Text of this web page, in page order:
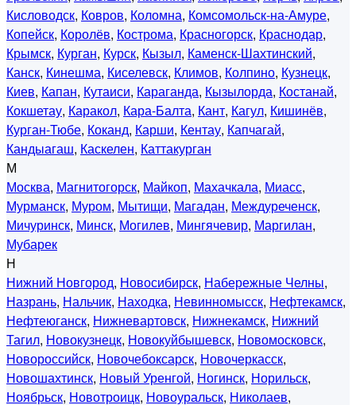
Кисловодск, Ковров, Коломна, Комсомольск-на-Амуре,
Копейск, Королёв, Кострома, Красногорск, Краснодар,
Крымск, Курган, Курск, Кызыл, Каменск-Шахтинский,
Канск, Кинешма, Киселевск, Климов, Колпино, Кузнецк,
Киев, Капан, Кутаиси, Караганда, Кызылорда, Костанай,
Кокшетау, Каракол, Кара-Балта, Кант, Кагул, Кишинёв,
Курган-Тюбе, Коканд, Карши, Кентау, Капчагай,
Кандыагаш, Каскелен, Каттакурган
М
Москва, Магнитогорск, Майкоп, Махачкала, Миасс,
Мурманск, Муром, Мытищи, Магадан, Междуреченск,
Мичуринск, Минск, Могилев, Мингячевир, Маргилан,
Мубарек
Н
Нижний Новгород, Новосибирск, Набережные Челны,
Назрань, Нальчик, Находка, Невинномысск, Нефтекамск,
Нефтеюганск, Нижневартовск, Нижнекамск, Нижний
Тагил, Новокузнецк, Новокуйбышевск, Новомосковск,
Новороссийск, Новочебоксарск, Новочеркасск,
Новошахтинск, Новый Уренгой, Ногинск, Норильск,
Ноябрьск, Новотроицк, Новоуральск, Николаев,